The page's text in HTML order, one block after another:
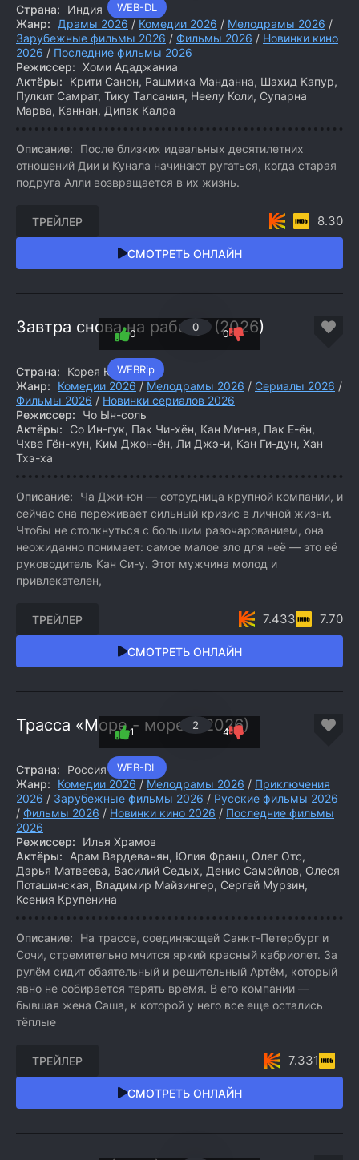
WEB-DL
Страна:
Индия
Жанр:
Драмы 2026 / Комедии 2026 / Мелодрамы 2026 /
Зарубежные фильмы 2026 / Фильмы 2026 / Новинки кино
2026 / Последние фильмы 2026
Режиссер: Хоми Ададжаниа
Актёры:
Крити Санон, Рашмика Манданна, Шахид Капур,
Пулкит Самрат, Тику Талсания, Неелу Коли, Супарна
Марва, Каннан, Дипак Калра
Описание:
После близких идеальных десятилетних
отношений Дии и Кунала начинают ругаться, когда старая
подруга Алли возвращается в их жизнь.
СМОТРЕТЬ ОНЛАЙН
ТРЕЙЛЕР 8.30
Завтра снова на работу! (2026)
WEBRip
0
0 0
Страна:
Корея Южная
Жанр:
Комедии 2026 / Мелодрамы 2026 / Сериалы 2026 /
Фильмы 2026 / Новинки сериалов 2026
Режиссер:
Чо Ын-соль
Актёры:
Со Ин-гук, Пак Чи-хён, Кан Ми-на, Пак Е-ён,
Чхве Гён-хун, Ким Джон-ён, Ли Джэ-и, Кан Ги-дун, Хан
Тхэ-ха
Описание:
Ча Джи-юн — сотрудница крупной компании, и
сейчас она переживает сильный кризис в личной жизни.
Чтобы не столкнуться с большим разочарованием, она
неожиданно понимает: самое малое зло для неё — это её
руководитель Кан Си-у. Этот мужчина молод и
привлекателен,
СМОТРЕТЬ ОНЛАЙН
ТРЕЙЛЕР 7.433 7.70
Трасса «Море - море» (2026)
WEB-DL
2
1 4
Страна:
Россия
Жанр:
Комедии 2026 / Мелодрамы 2026 / Приключения
2026 / Зарубежные фильмы 2026 / Русские фильмы 2026
/ Фильмы 2026 / Новинки кино 2026 / Последние фильмы
2026
Режиссер:
Илья Храмов
Актёры:
Арам Вардеванян, Юлия Франц, Олег Отс,
Дарья Матвеева, Василий Седых, Денис Самойлов, Олеся
Поташинская, Владимир Майзингер, Сергей Мурзин,
Ксения Крупенина
Описание:
На трассе, соединяющей Санкт-Петербург и
Сочи, стремительно мчится яркий красный кабриолет. За
рулём сидит обаятельный и решительный Артём, который
явно не собирается терять время. В его компании —
бывшая жена Саша, к которой у него все еще остались
тёплые
СМОТРЕТЬ ОНЛАЙН
ТРЕЙЛЕР 7.331